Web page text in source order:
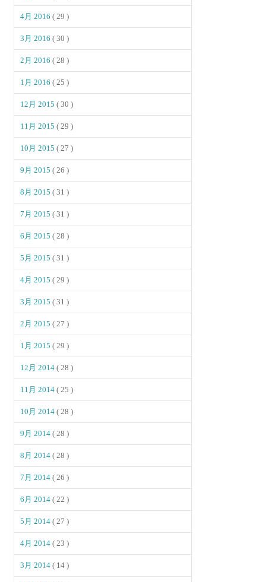
4月 2016( 29 )
3月 2016( 30 )
2月 2016( 28 )
1月 2016( 25 )
12月 2015( 30 )
11月 2015( 29 )
10月 2015( 27 )
9月 2015( 26 )
8月 2015( 31 )
7月 2015( 31 )
6月 2015( 28 )
5月 2015( 31 )
4月 2015( 29 )
3月 2015( 31 )
2月 2015( 27 )
1月 2015( 29 )
12月 2014( 28 )
11月 2014( 25 )
10月 2014( 28 )
9月 2014( 28 )
8月 2014( 28 )
7月 2014( 26 )
6月 2014( 22 )
5月 2014( 27 )
4月 2014( 23 )
3月 2014( 14 )